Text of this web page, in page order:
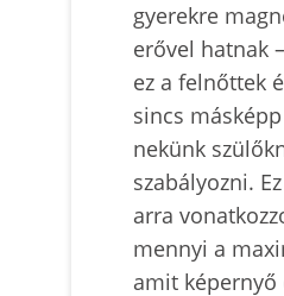
gyerekre
erővel hatnak
ez a felnőttek
sincs
nekünk
szabályozni.
arra
mennyi a
amit